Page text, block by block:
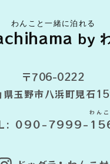
わんこと一緒に泊れる
by
〒706-0222
県玉野市八浜町見石
090-7999-
わん